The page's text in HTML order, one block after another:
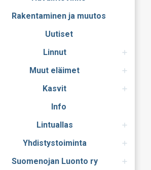
Rakentaminen ja muutos
Uutiset
Linnut
Muut eläimet
Kasvit
Info
Lintuallas
Yhdistystoiminta
Suomenojan Luonto ry